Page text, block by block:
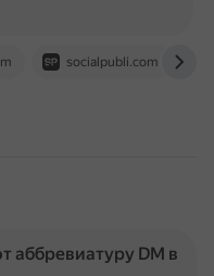
socialpubli.com
аббревиатуру DM в